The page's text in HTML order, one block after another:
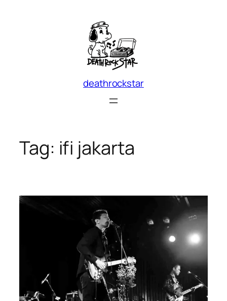
deathrockstar
Tag: ifi jakarta